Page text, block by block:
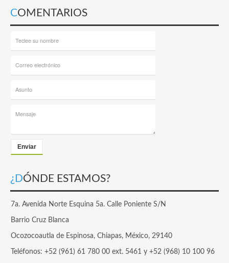
COMENTARIOS
Enviar
¿DÓNDE ESTAMOS?
7a. Avenida Norte Esquina 5a. Calle Poniente S/N
Barrio Cruz Blanca
Ocozocoautla de Espinosa, Chiapas, México, 29140
Teléfonos: +52 (961) 61 780 00 ext. 5461 y +52 (968) 10 100 96